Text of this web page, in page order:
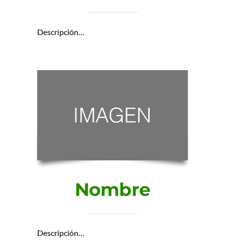
Descripción…
Nombre
Descripción…